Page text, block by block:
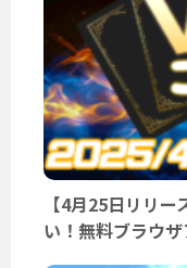
【4月25日リリ
い！無料ブラウ